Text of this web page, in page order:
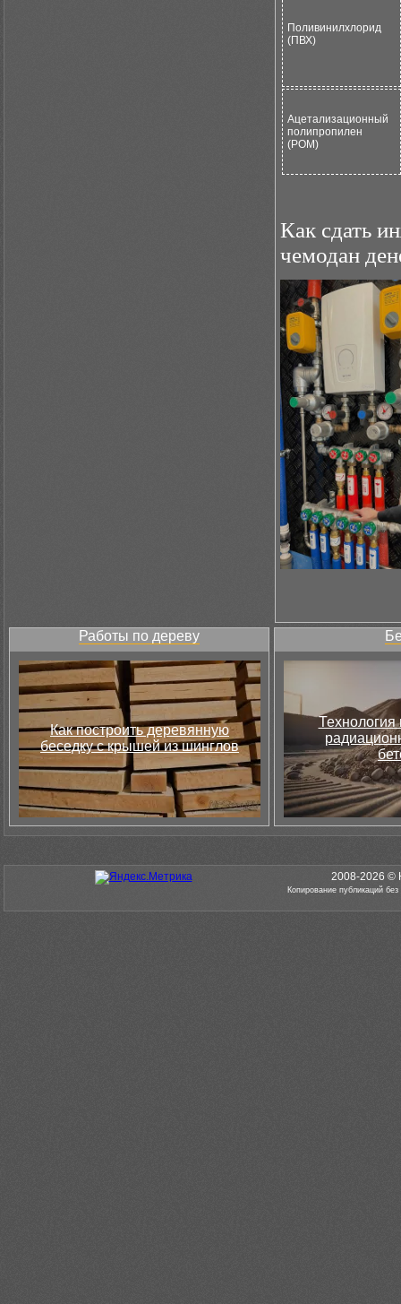
Поливинилхлорид
(ПВХ)
Ацетализационный
полипропилен
(POM)
Как сдать
чемодан
Работы по дереву
Как построить деревянную
беседку с крышей из шинглов
Технология
2008-2026 ©
Копирование публикаций